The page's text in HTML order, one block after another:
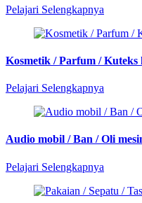
Pelajari Selengkapnya
Kosmetik / Parfum / Kuteks
Pelajari Selengkapnya
Audio mobil / Ban / Oli
Pelajari Selengkapnya